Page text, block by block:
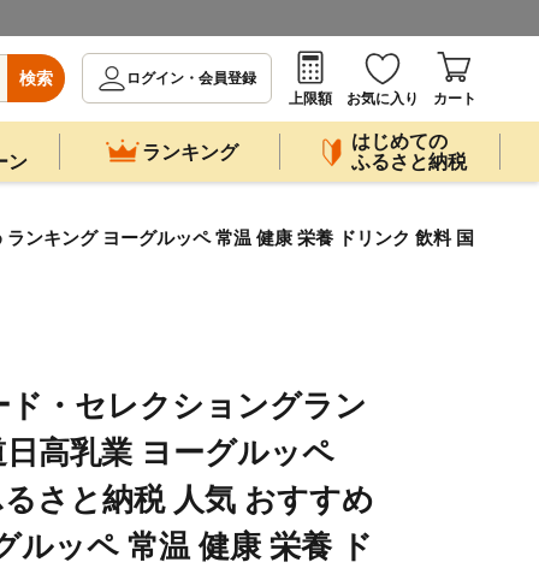
検索
ログイン・会員登録
上限額
お気に入り カート
ン
ランキング
はじめての
ふるさと納税
ンキング ヨーグルッペ 常温 健康 栄養 ドリンク 飲料 国
ド・セレクショングラン
高乳業 ヨーグルッペ
さと納税 人気 おすすめ
ルッペ 常温 健康 栄養 ド